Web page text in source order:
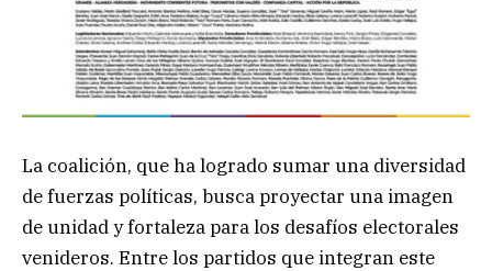
La coalición, que ha logrado sumar una diversidad
de fuerzas políticas, busca proyectar una imagen
de unidad y fortaleza para los desafíos electorales
venideros. Entre los partidos que integran este